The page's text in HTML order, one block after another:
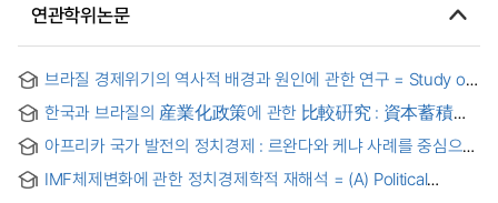
연관학위논문
브라질 경제위기의 역사적 배경과 원인에 관한 연구 = Study on
the historical background and cause for Brazil's economic
depression
한국과 브라질의 産業化政策에 관한 比較硏究 : 資本蓄積과
分配를 中心으로
아프리카 국가 발전의 정치경제 : 르완다와 케냐 사례를 중심으로
= The Political Economy of African Development: The
Cases of Rwanda and Kenya
IMF체제변화에 관한 정치경제학적 재해석 = (A) Political
Economic Reappraisal : the change of the IMF System